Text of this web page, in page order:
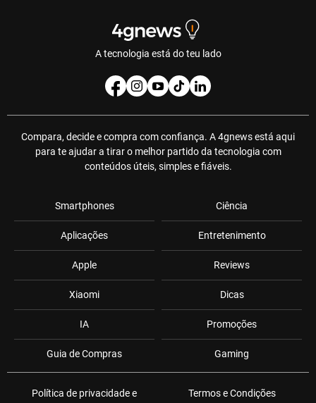
A tecnologia está do teu lado
Compara, decide e compra com confiança. A 4gnews está aqui
para te ajudar a tirar o melhor partido da tecnologia com
conteúdos úteis, simples e fiáveis.
Smartphones
Aplicações
Apple
Xiaomi
IA
Guia de Compras
Ciência
Entretenimento
Reviews
Dicas
Promoções
Gaming
Política de privacidade e
Termos e Condições